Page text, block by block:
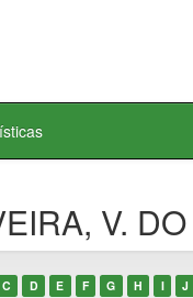
V.
C D E F G H I J